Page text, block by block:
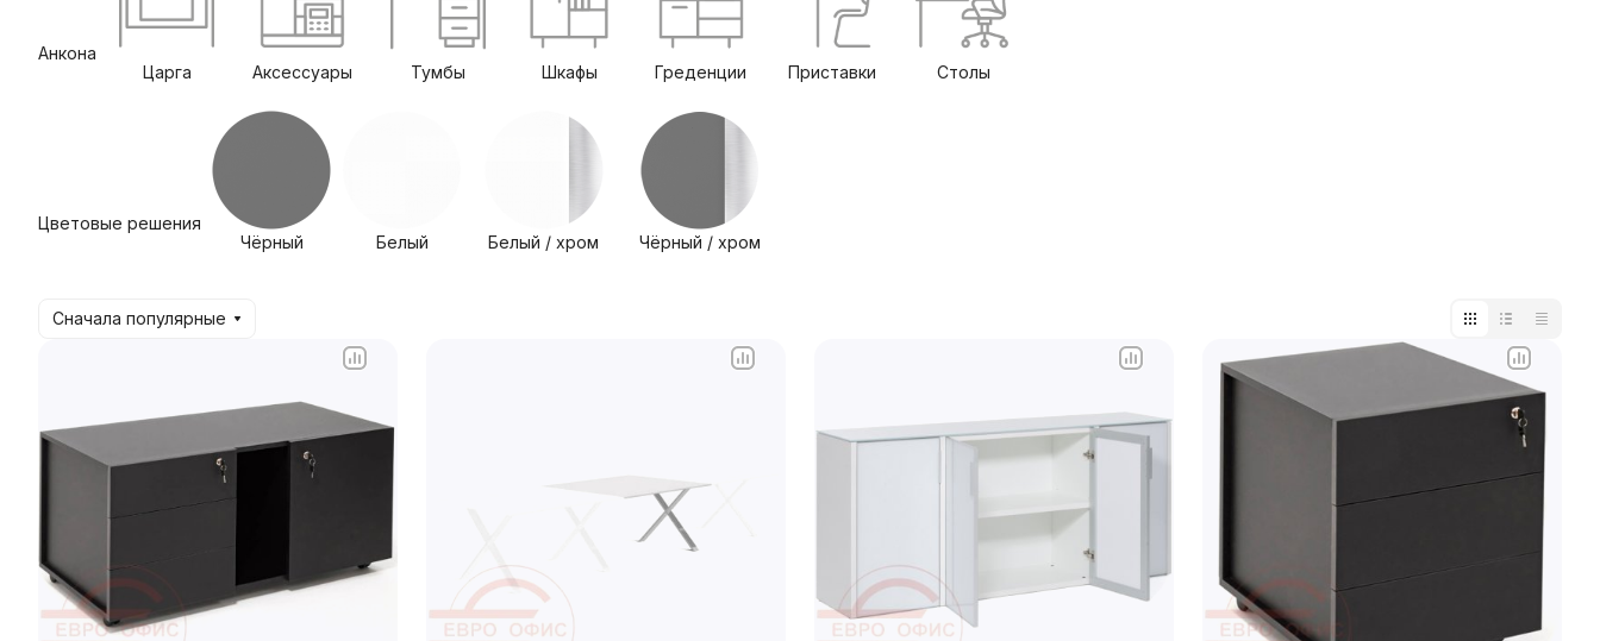
Анкона
Царга
Аксессуары Тумбы Шкафы Греденции Приставки Столы
Цветовые решения
Чёрный
Белый Белый / хром Чёрный / хром
Сначала популярные